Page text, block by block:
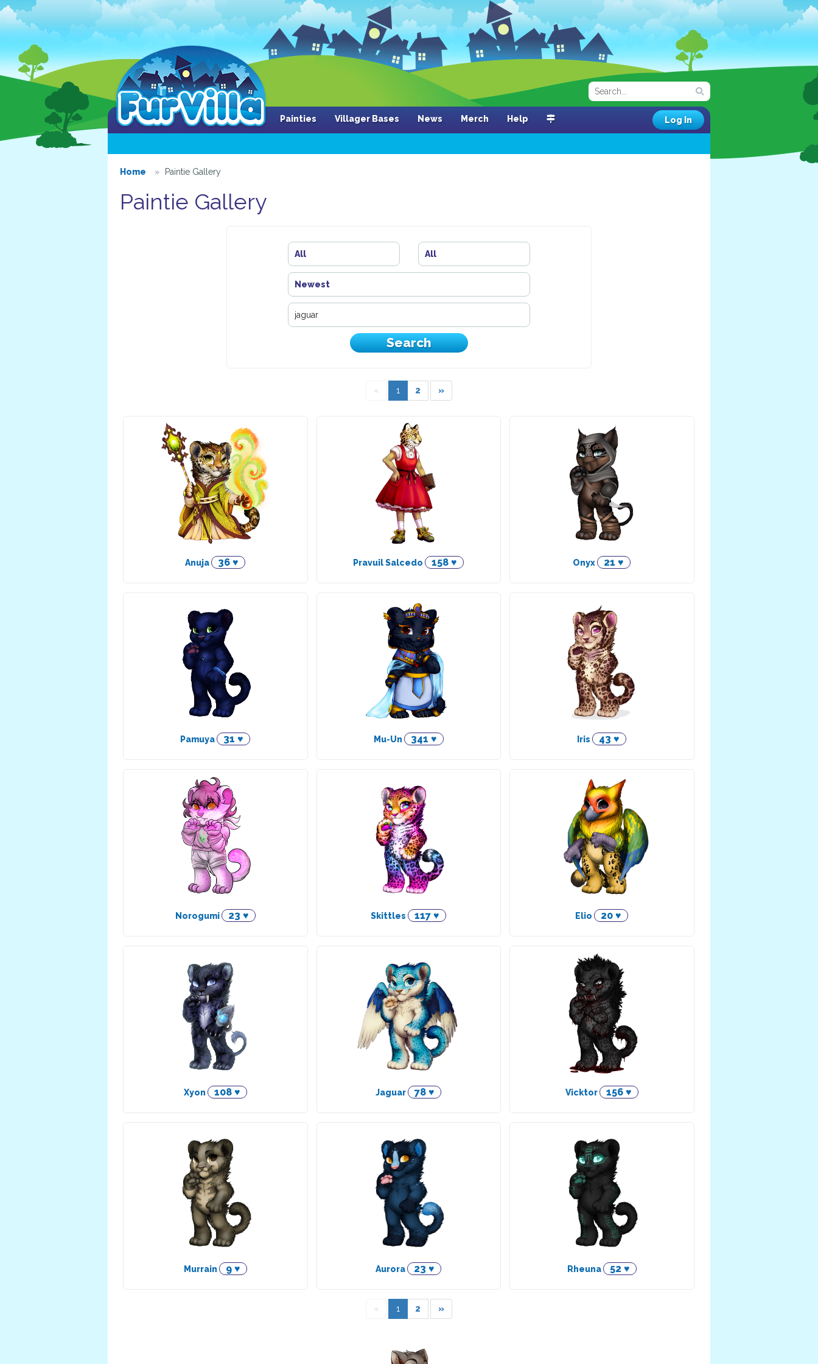
Painties Villager Bases News Merch Help Log In
Home Paintie Gallery
Paintie Gallery
All All
Newest
« 1 2 »
Anuja 36 ♥ Pravuil Salcedo 158 ♥ Onyx 21 ♥
Pamuya 31 ♥ Mu-Un 341 ♥ Iris 43 ♥
Norogumi 23 ♥ Skittles 117 ♥ Elio 20 ♥
Xyon 108 ♥ Jaguar 78 ♥ Vicktor 156 ♥
Murrain 9 ♥ Aurora 23 ♥ Rheuna 52 ♥
« 1 2 »